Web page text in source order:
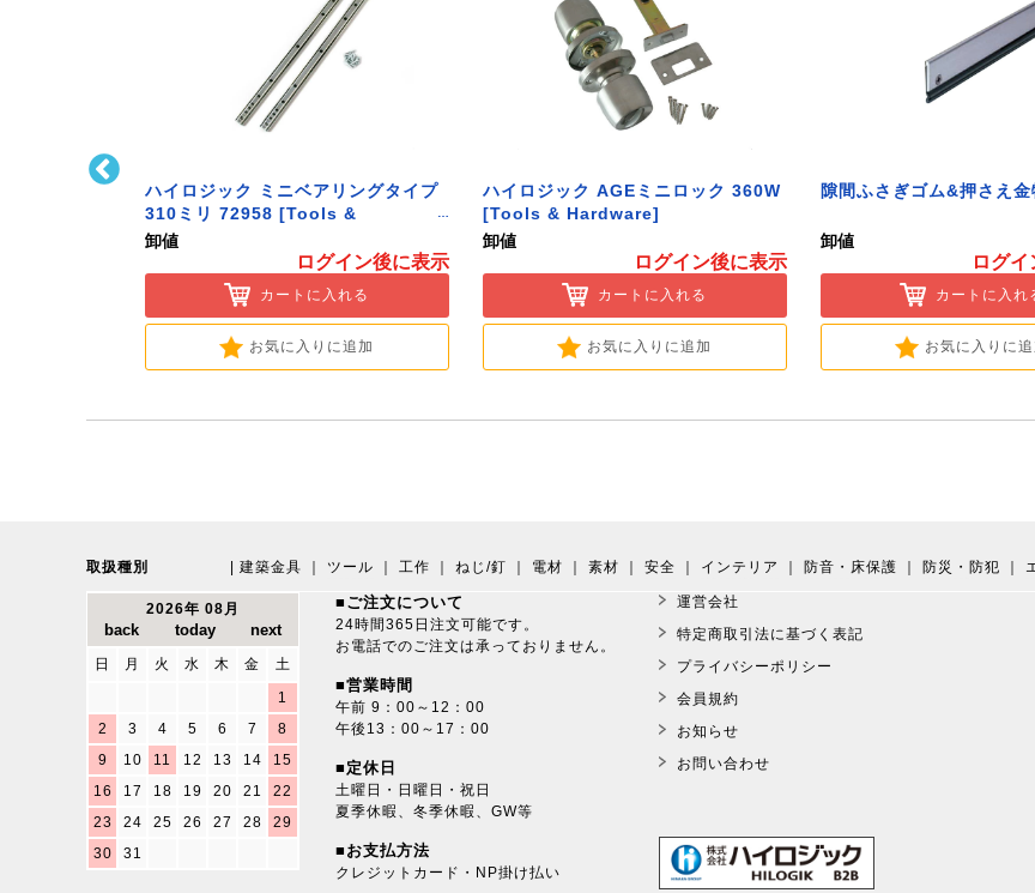
ハイロジック ミニベアリングタイプ
310ミリ 72958 [Tools &
Hardware]
卸値
ログイン後に表示
カートに入れる
お気に入りに追加
ハイロジック AGEミニロック 360W
[Tools & Hardware]
卸値
ログイン後に表示
カートに入れる
お気に入りに追加
隙間ふさぎゴム&押さえ
卸値
ログ
カートに入れ
お気に入りに追
取扱種別 建築金具 ツール 工作 ねじ/釘 電材 素材 安全 インテリア 防音・床保護 防災・防犯
2026年 08月
日 月 火 水 木 金
土
1
2
3 4 5 6 7
8
9
10 11 12 13 14
15
16
17 18 19 20 21
22
23
24 25 26 27 28
29
30
31
■ご注文について
24時間365日注文可能です。
お電話でのご注文は承っておりません。
■営業時間
午前 9：00～12：00
午後13：00～17：00
■定休日
土曜日・日曜日・祝日
夏季休暇、冬季休暇、GW等
■お支払方法
クレジットカード・NP掛け払い
運営会社
特定商取引法に基づく表記
プライバシーポリシー
会員規約
お知らせ
お問い合わせ